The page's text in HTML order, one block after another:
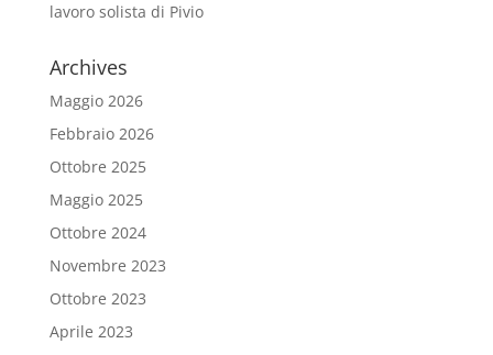
lavoro solista di Pivio
Archives
Maggio 2026
Febbraio 2026
Ottobre 2025
Maggio 2025
Ottobre 2024
Novembre 2023
Ottobre 2023
Aprile 2023